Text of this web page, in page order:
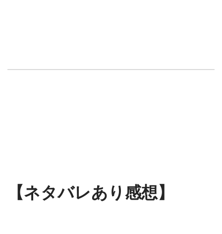
【ネタバレあり感想】